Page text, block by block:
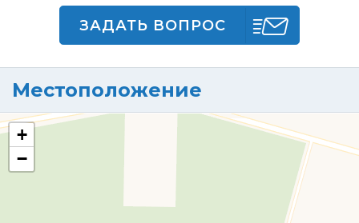
ЗАДАТЬ ВОПРОС
Местоположение
+
−